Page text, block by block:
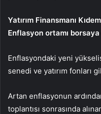
Yatırım Finansmanı
Enflasyon ortamı
Enflasyondaki yeni
senedi ve yatırım fonları
Artan enflasyonun
toplantısı sonrasında